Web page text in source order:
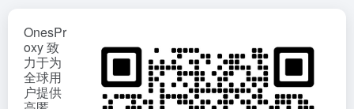
OnesPr
oxy 致
力于为
全球用
户提供